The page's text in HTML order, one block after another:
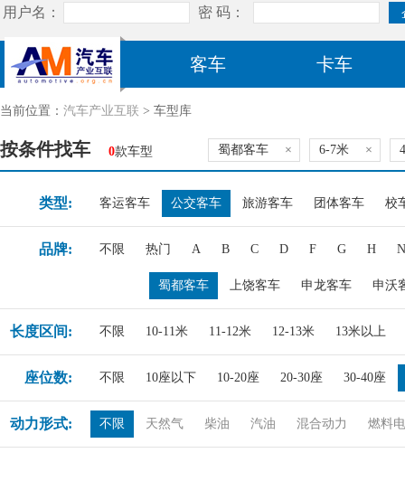
客车 卡车
当前位置： 汽车产业互联 > 车型库
按条件找车 0款车型 蜀都客车 × 6-7米 ×
类型: 客运客车 公交客车 旅游客车 团体客车 校
品牌: 不限 热门 A B C D F G H N
蜀都客车 上饶客车 申龙客车 申沃
长度区间: 不限 10-11米 11-12米 12-13米 13米以上
座位数: 不限 10座以下 10-20座 20-30座 30-40座
动力形式: 不限 天然气 柴油 汽油 混合动力 燃料